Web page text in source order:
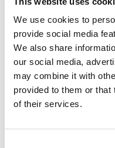
We use cookies to
provide social media
We also share
our social media,
may combine it with
provided to them or that
of their services.
€1.319,00 €1.630,19
Excl. Btw